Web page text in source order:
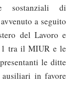
sostanziali di
a seguito
del Lavoro e
tra il MIUR e le
le ditte
ausiliari in favore